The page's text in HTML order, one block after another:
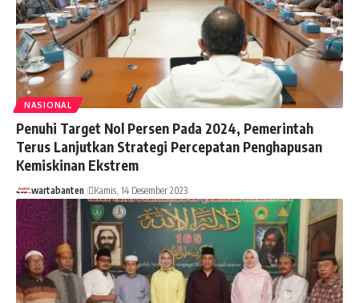
NASIONAL
Penuhi Target Nol Persen Pada 2024, Pemerintah
Terus Lanjutkan Strategi Percepatan Penghapusan
Kemiskinan Ekstrem
wartabanten Kamis, 14 Desember 2023